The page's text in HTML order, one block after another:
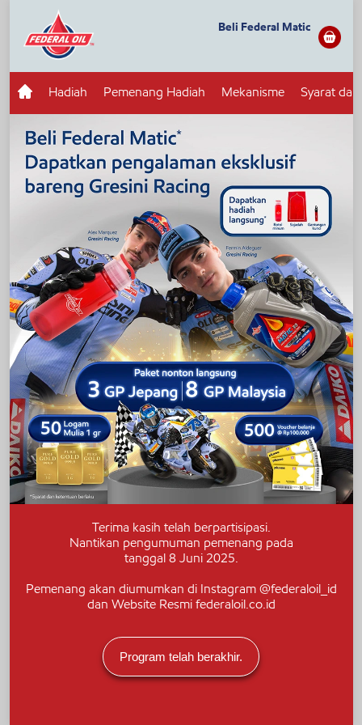
Beli Federal Matic
Hadiah Pemenang Hadiah Mekanisme Syarat
Terima kasih telah berpartisipasi.
Nantikan pengumuman pemenang pada
tanggal 8 Juni 2025.
Pemenang akan diumumkan di Instagram @federaloil_id
dan Website Resmi federaloil.co.id
Program telah berakhir.